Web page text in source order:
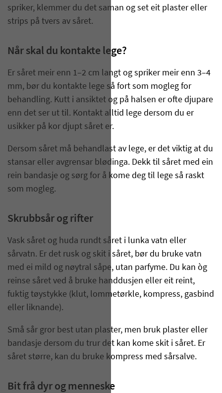
spriker, klemmer du det saman og set eit plaster eller
strips på tvers av såret.
Når skal du kontakte lege?
Er såret meir enn 1–2 cm langt og spriker meir enn 3–4
mm, bør du kontakte lege så fort som mogleg for
behandling. Kutt i ansiktet og på halsen er ofte djupare
enn det ser ut til. Kontakt alltid lege dersom du er
usikker på kor djupt såret er.
Dersom såret må behandlast av lege, er det viktig at du
stansar eller avgrensar blødinga. Dekk til såret med ein
rein bandasje og sørg for å kome deg til lege så raskt
som mogleg.
Skrubbsår og rifter
Vask såret og huda rundt såret i lunka vatn eller
sårvatn. Er det rusk og skit i såret, bør du bruke vatn
med ei mild og nøytral såpe, utan parfyme. Du kan òg
reinse såret ved å bruke handdusjen eller eit reint,
fuktig tøystykke (klut, lommetørkle, kompress, gasbind
eller liknande).
Små sår gror best utan plaster, men bruk plaster eller
bandasje dersom du trur det kan kome skit i såret. Er
såret større, kan du bruke kompress med sårsalve.
Bit frå dyr og menneske